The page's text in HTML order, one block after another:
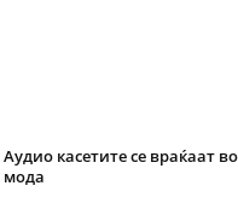
Аудио касетите се враќаат во
мода